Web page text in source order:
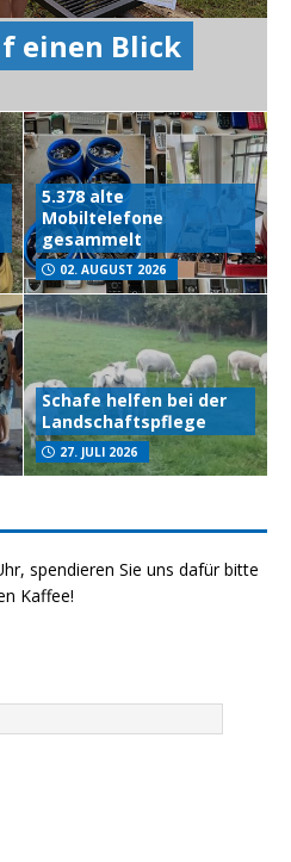
einen Blick
5.378 alte
Mobiltelefone
gesammelt
02. AUGUST 2026
Schafe helfen bei der
Landschaftspflege
27. JULI 2026
spendieren Sie uns dafür bitte
Kaffee!